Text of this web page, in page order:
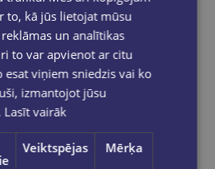
Skavas Nr.10 Forpus GNP
€0.25
to, kā jūs lietojat mūsu
un analītikas
to var apvienot ar citu
viņiem sniedzis vai ko
izmantojot jūsu
Lasīt vairāk
Veiktspējas Mērķa